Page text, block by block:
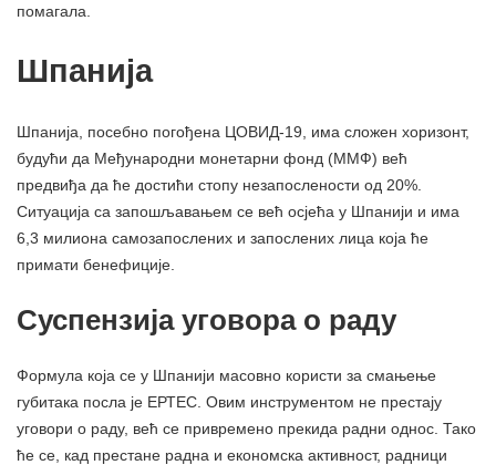
помагала.
Шпанија
Шпанија, посебно погођена ЦОВИД-19, има сложен хоризонт,
будући да Међународни монетарни фонд (ММФ) већ
предвиђа да ће достићи стопу незапослености од 20%.
Ситуација са запошљавањем се већ осјећа у Шпанији и има
6,3 милиона самозапослених и запослених лица која ће
примати бенефиције.
Суспензија уговора о раду
Формула која се у Шпанији масовно користи за смањење
губитака посла је ЕРТЕС. Овим инструментом не престају
уговори о раду, већ се привремено прекида радни однос. Тако
ће се, кад престане радна и економска активност, радници